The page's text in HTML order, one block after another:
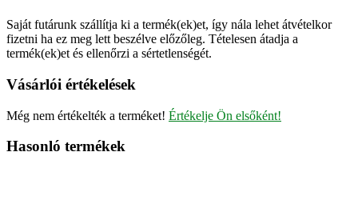
Saját futárunk szállítja ki a termék(ek)et, így nála lehet átvételkor
fizetni ha ez meg lett beszélve előzőleg. Tételesen átadja a
termék(ek)et és ellenőrzi a sértetlenségét.
Vásárlói értékelések
Még nem értékelték a terméket! Értékelje Ön elsőként!
Hasonló termékek